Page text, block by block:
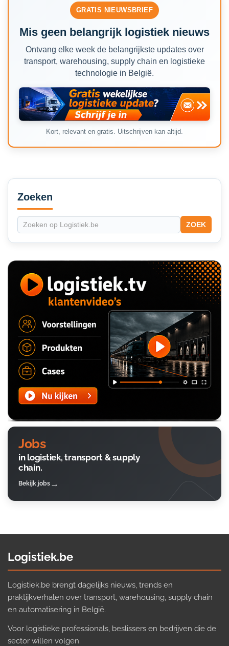
GRATIS NIEUWSBRIEF
Mis geen belangrijk logistiek nieuws
Ontvang elke week de belangrijkste updates over
transport, warehousing, supply chain en logistieke
technologie in België.
Kort, relevant en gratis. Uitschrijven kan altijd.
Secondary
Sidebar
Zoeken
ZOEK
Jobs
in logistiek, transport & supply
chain.
Bekijk jobs
Logistiek.be
Logistiek.be brengt dagelijks nieuws, trends en
praktijkverhalen over transport, warehousing, supply chain
en automatisering in België.
Voor logistieke professionals, beslissers en bedrijven die de
sector willen volgen.